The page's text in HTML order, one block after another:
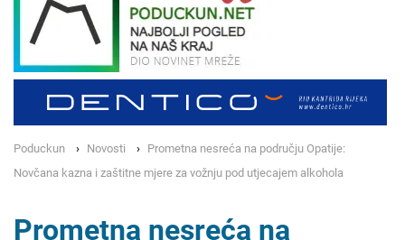
Poduckun Novosti
Prometna nesreća na području Opatije:
Novčana kazna i zaštitne mjere za vožnju pod utjecajem alkohola
Prometna nesreća na